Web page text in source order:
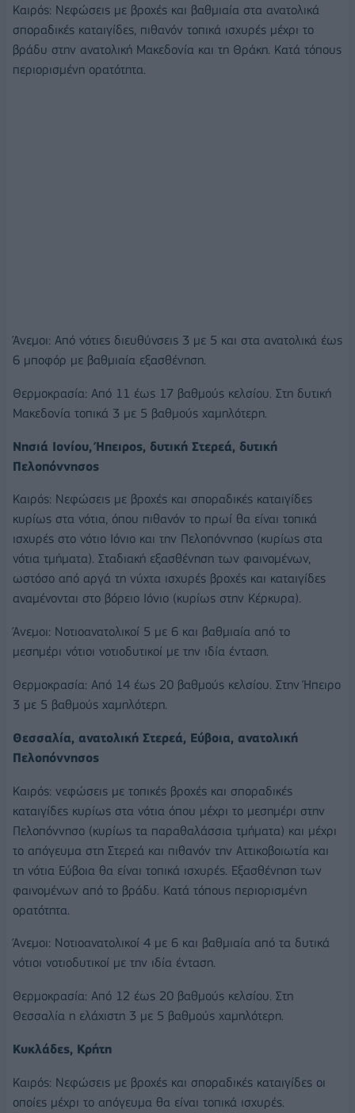
Καιρός: Νεφώσεις με βροχές και βαθμιαία στα ανατολικά
σποραδικές καταιγίδες, πιθανόν τοπικά ισχυρές μέχρι το
βράδυ στην ανατολική Μακεδονία και τη Θράκη. Κατά τόπους
περιορισμένη ορατότητα.
Άνεμοι: Από νότιες διευθύνσεις 3 με 5 και στα ανατολικά έως
6 μποφόρ με βαθμιαία εξασθένηση.
Θερμοκρασία: Από 11 έως 17 βαθμούς κελσίου. Στη δυτική
Μακεδονία τοπικά 3 με 5 βαθμούς χαμηλότερη.
Νησιά Ιονίου, Ήπειρος, δυτική Στερεά, δυτική
Πελοπόννησος
Καιρός: Νεφώσεις με βροχές και σποραδικές καταιγίδες
κυρίως στα νότια, όπου πιθανόν το πρωί θα είναι τοπικά
ισχυρές στο νότιο Ιόνιο και την Πελοπόννησο (κυρίως στα
νότια τμήματα). Σταδιακή εξασθένηση των φαινομένων,
ωστόσο από αργά τη νύχτα ισχυρές βροχές και καταιγίδες
αναμένονται στο βόρειο Ιόνιο (κυρίως στην Κέρκυρα).
Άνεμοι: Νοτιοανατολικοί 5 με 6 και βαθμιαία από το
μεσημέρι νότιοι νοτιοδυτικοί με την ιδία ένταση.
Θερμοκρασία: Από 14 έως 20 βαθμούς κελσίου. Στην Ήπειρο
3 με 5 βαθμούς χαμηλότερη.
Θεσσαλία, ανατολική Στερεά, Εύβοια, ανατολική
Πελοπόννησος
Καιρός: νεφώσεις με τοπικές βροχές και σποραδικές
καταιγίδες κυρίως στα νότια όπου μέχρι το μεσημέρι στην
Πελοπόννησο (κυρίως τα παραθαλάσσια τμήματα) και μέχρι
το απόγευμα στη Στερεά και πιθανόν την Αττικοβοιωτία και
τη νότια Εύβοια θα είναι τοπικά ισχυρές. Εξασθένηση των
φαινομένων από το βράδυ. Κατά τόπους περιορισμένη
ορατότητα.
Άνεμοι: Νοτιοανατολικοί 4 με 6 και βαθμιαία από τα δυτικά
νότιοι νοτιοδυτικοί με την ιδία ένταση.
Θερμοκρασία: Από 12 έως 20 βαθμούς κελσίου. Στη
Θεσσαλία η ελάχιστη 3 με 5 βαθμούς χαμηλότερη.
Κυκλάδες, Κρήτη
Καιρός: Νεφώσεις με βροχές και σποραδικές καταιγίδες οι
οποίες μέχρι το απόγευμα θα είναι τοπικά ισχυρές.